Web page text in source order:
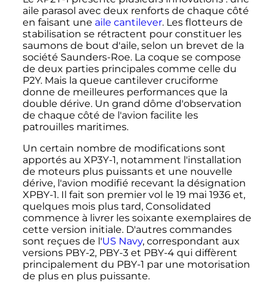
aile parasol avec deux renforts de chaque côté
en faisant une aile cantilever. Les flotteurs de
stabilisation se rétractent pour constituer les
saumons de bout d'aile, selon un brevet de la
société Saunders-Roe. La coque se compose
de deux parties principales comme celle du
P2Y. Mais la queue cantilever cruciforme
donne de meilleures performances que la
double dérive. Un grand dôme d'observation
de chaque côté de l'avion facilite les
patrouilles maritimes.
Un certain nombre de modifications sont
apportés au XP3Y-1, notamment l'installation
de moteurs plus puissants et une nouvelle
dérive, l'avion modifié recevant la désignation
XPBY-1. Il fait son premier vol le 19 mai 1936et,
quelques mois plus tard, Consolidated
commence à livrer les soixante exemplaires de
cette version initiale. D'autres commandes
sont reçues de l'US Navy, correspondant aux
versions PBY-2, PBY-3 et PBY-4 qui diffèrent
principalement du PBY-1 par une motorisation
de plus en plus puissante.